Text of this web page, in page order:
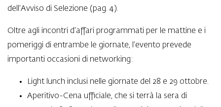
dell’Avviso di Selezione (pag. 4).
Oltre agli incontri d’affari programmati per le mattine e i
pomeriggi di entrambe le giornate, l’evento prevede
importanti occasioni di networking:
Light lunch inclusi nelle giornate del 28 e 29 ottobre.
Aperitivo-Cena ufficiale, che si terrà la sera di